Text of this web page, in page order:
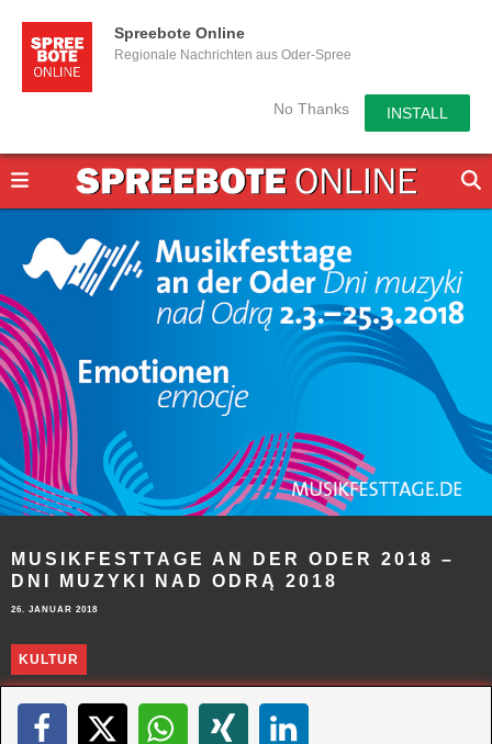
Spreebote Online
Regionale Nachrichten aus Oder-Spree
No Thanks INSTALL
MUSIKFESTTAGE AN DER ODER 2018 –
DNI MUZYKI NAD ODRĄ 2018
26. JANUAR 2018
KULTUR